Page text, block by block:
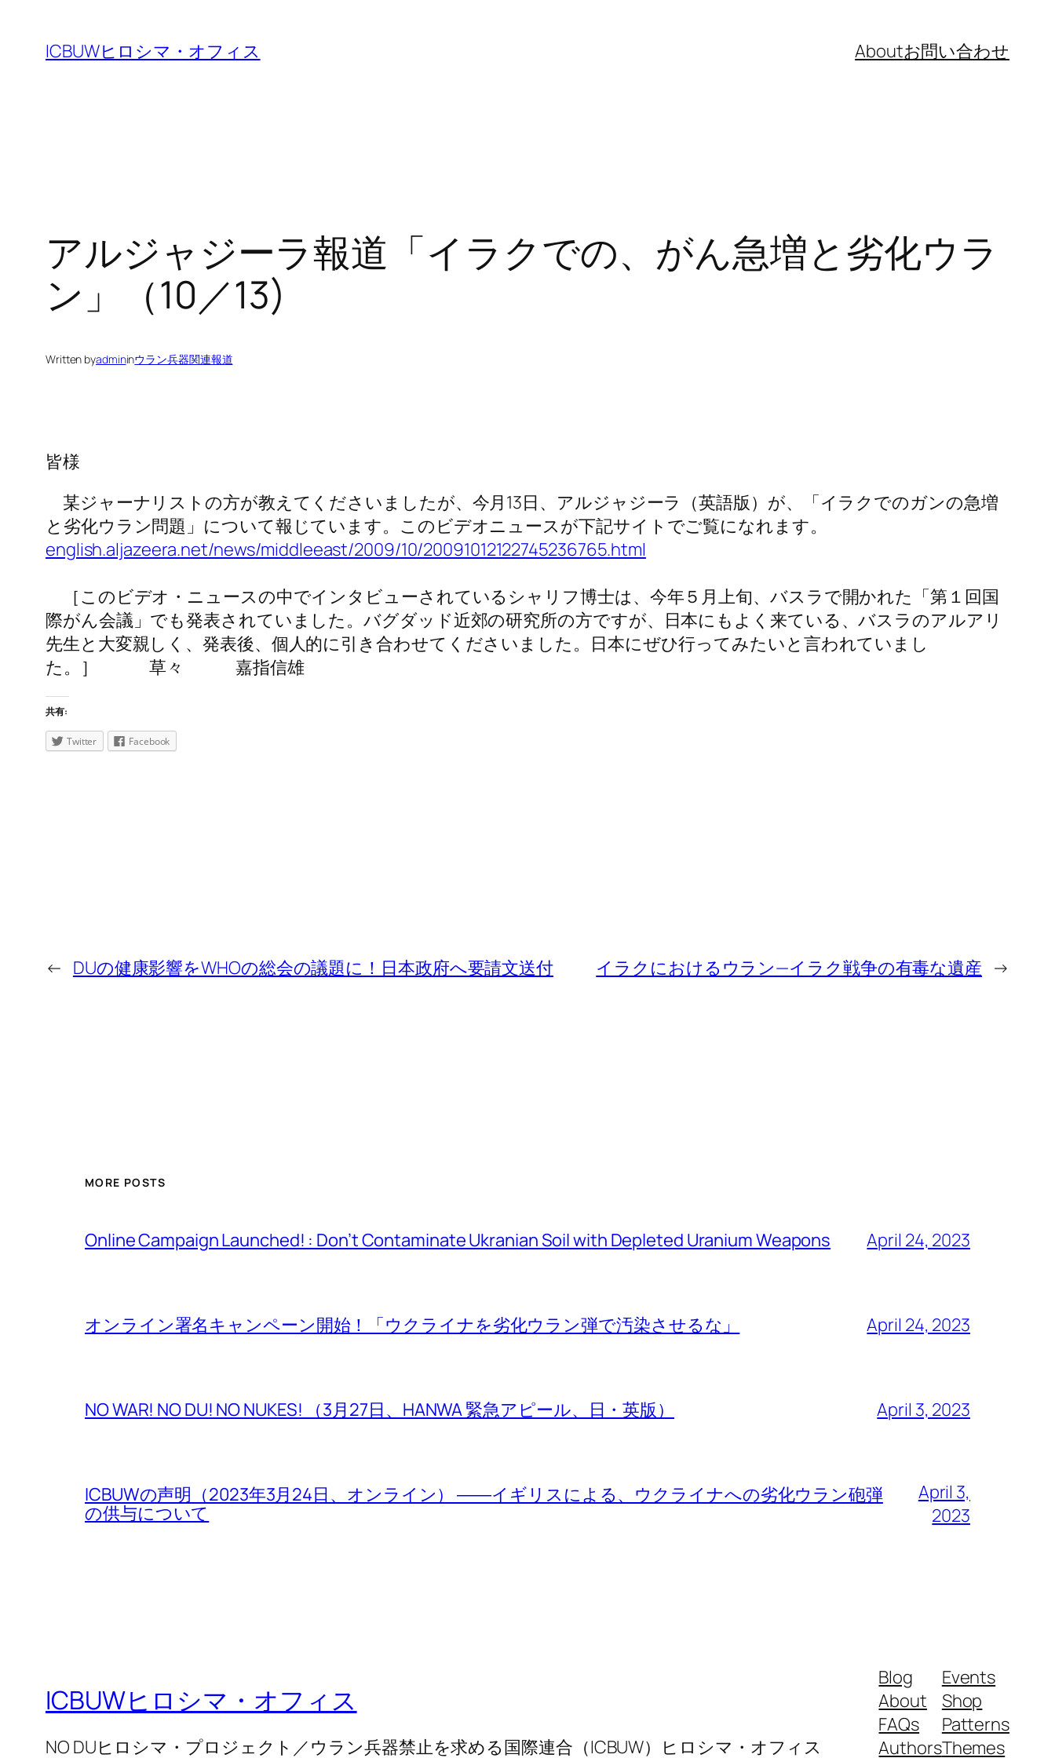
content
ICBUWヒロシマ・オフィス Aboutお問い合わせ
アルジャジーラ報道「イラクでの、がん急増と劣化ウラ
ン」（10／13)
Written byadmininウラン兵器関連報道
皆様
某ジャーナリストの方が教えてくださいましたが、今月13日、アルジャジーラ（英語版）が、「イラクでのガンの急増
と劣化ウラン問題」について報じています。このビデオニュースが下記サイトでご覧になれます。
english.aljazeera.net/news/middleeast/2009/10/20091012122745236765.html
［このビデオ・ニュースの中でインタビューされているシャリフ博士は、今年５月上旬、バスラで開かれた「第１回国
際がん会議」でも発表されていました。バグダッド近郊の研究所の方ですが、日本にもよく来ている、バスラのアルアリ
先生と大変親しく、発表後、個人的に引き合わせてくださいました。日本にぜひ行ってみたいと言われていまし
た。］ 草々 嘉指信雄
共有:
Twitter Facebook
← DUの健康影響をWHOの総会の議題に！日本政府へ要請文送付 イラクにおけるウラン—イラク戦争の有毒な遺産 →
MORE POSTS
Online Campaign Launched! : Don’t Contaminate Ukranian Soil with Depleted Uranium Weapons April 24, 2023
オンライン署名キャンペーン開始！「ウクライナを劣化ウラン弾で汚染させるな」 April 24, 2023
NO WAR! NO DU! NO NUKES! （3月27日、HANWA 緊急アピール、日・英版） April 3, 2023
ICBUWの声明（2023年3月24日、オンライン） ――イギリスによる、ウクライナへの劣化ウラン砲弾
の供与について
April 3,
2023
ICBUWヒロシマ・オフィス
NO DUヒロシマ・プロジェクト／ウラン兵器禁止を求める国際連合（ICBUW）ヒロシマ・オフィス
Blog
About
FAQs
Authors
Events
Shop
Patterns
Themes